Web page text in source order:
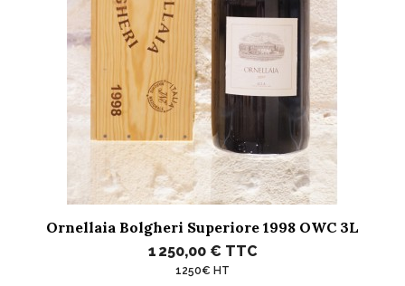
Ornellaia Bolgheri Superiore 1998 OWC 3L
1 250,00 € TTC
1250€ HT